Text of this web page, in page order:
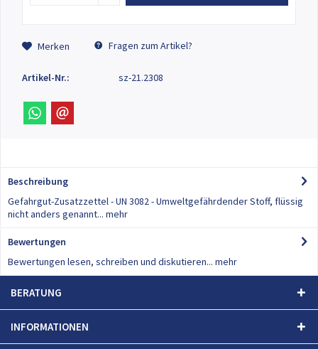
Merken Fragen zum Artikel?
Artikel-Nr.: sz-21.2308
Beschreibung
Gefahrgut-Zusatzzettel - UN 3082 - Umweltgefährdender Stoff, flüssig
nicht anders genannt... mehr
Bewertungen
Bewertungen lesen, schreiben und diskutieren... mehr
BERATUNG
INFORMATIONEN